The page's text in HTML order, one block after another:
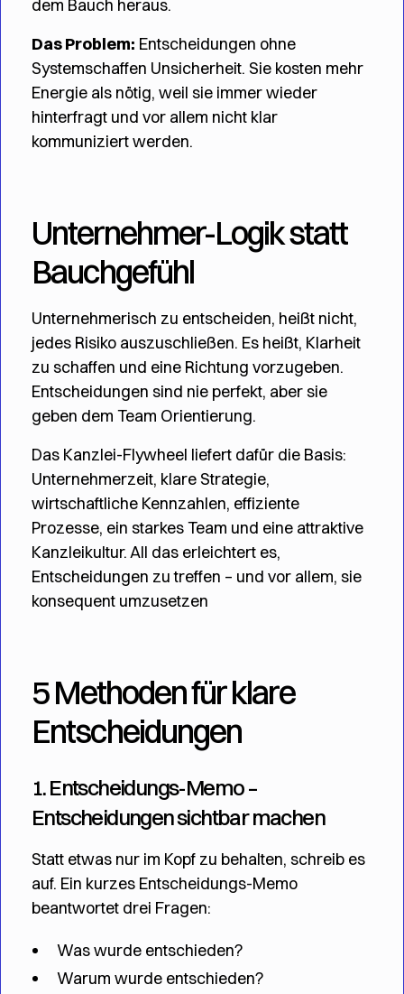
dem Bauch heraus.
Das Problem: Entscheidungen ohne
Systemschaffen Unsicherheit. Sie kosten mehr
Energie als nötig, weil sie immer wieder
hinterfragt und vor allem nicht klar
kommuniziert werden.
Unternehmer-Logik statt
Bauchgefühl
Unternehmerisch zu entscheiden, heißt nicht,
jedes Risiko auszuschließen. Es heißt, Klarheit
zu schaffen und eine Richtung vorzugeben.
Entscheidungen sind nie perfekt, aber sie
geben dem Team Orientierung.
Das Kanzlei-Flywheel liefert dafür die Basis:
Unternehmerzeit, klare Strategie,
wirtschaftliche Kennzahlen, effiziente
Prozesse, ein starkes Team und eine attraktive
Kanzleikultur. All das erleichtert es,
Entscheidungen zu treffen – und vor allem, sie
konsequent umzusetzen
5 Methoden für klare
Entscheidungen
1. Entscheidungs-Memo –
Entscheidungen sichtbar machen
Statt etwas nur im Kopf zu behalten, schreib es
auf. Ein kurzes Entscheidungs-Memo
beantwortet drei Fragen:
Was wurde entschieden?
Warum wurde entschieden?